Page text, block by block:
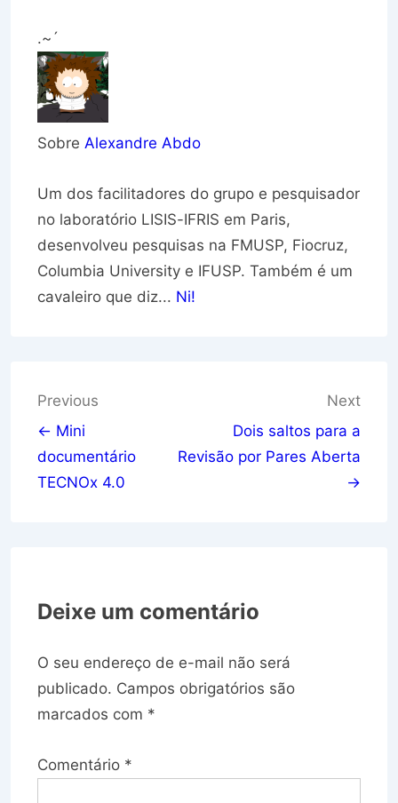
.~´
Sobre Alexandre Abdo
Um dos facilitadores do grupo e pesquisador
no laboratório LISIS-IFRIS em Paris,
desenvolveu pesquisas na FMUSP, Fiocruz,
Columbia University e IFUSP. Também é um
cavaleiro que diz... Ni!
Navegação
de
Post
Previous
← Mini
documentário
TECNOx 4.0
Next
Dois saltos para a
Revisão por Pares Aberta
→
Deixe um comentário
O seu endereço de e-mail não será
publicado. Campos obrigatórios são
marcados com *
Comentário *